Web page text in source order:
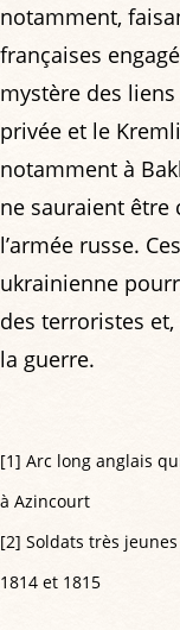
notamment,
françaises
mystère des
privée et le
notamment à
ne sauraient être
l’armée russe.
ukrainienne
des terroristes
la guerre.
[1] Arc long anglais
à Azincourt
[2] Soldats très
1814 et 1815